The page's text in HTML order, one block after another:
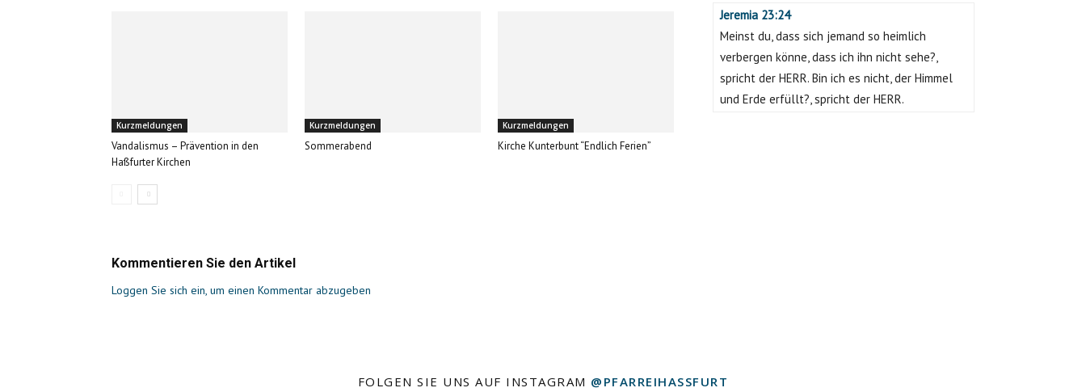
Kurzmeldungen
Vandalismus – Prävention in den
Haßfurter Kirchen
Kurzmeldungen
Sommerabend
Kurzmeldungen
Kirche Kunterbunt “Endlich Ferien”
Kommentieren Sie den Artikel
Loggen Sie sich ein, um einen Kommentar abzugeben
Jeremia 23:24
Meinst du, dass sich jemand so heimlich
verbergen könne, dass ich ihn nicht sehe?,
spricht der HERR. Bin ich es nicht, der Himmel
und Erde erfüllt?, spricht der HERR.
FOLGEN SIE UNS AUF INSTAGRAM @PFARREIHASSFURT